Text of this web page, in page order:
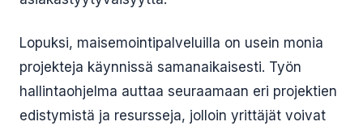
Lopuksi, maisemointipalveluilla on usein monia
projekteja käynnissä samanaikaisesti. Työn
hallintaohjelma auttaa seuraamaan eri projektien
edistymistä ja resursseja, jolloin yrittäjät voivat